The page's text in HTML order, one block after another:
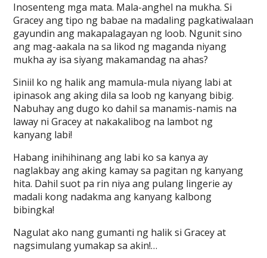
Inosenteng mga mata. Mala-anghel na mukha. Si
Gracey ang tipo ng babae na madaling pagkatiwalaan
gayundin ang makapalagayan ng loob. Ngunit sino
ang mag-aakala na sa likod ng maganda niyang
mukha ay isa siyang makamandag na ahas?
Siniil ko ng halik ang mamula-mula niyang labi at
ipinasok ang aking dila sa loob ng kanyang bibig.
Nabuhay ang dugo ko dahil sa manamis-namis na
laway ni Gracey at nakakalibog na lambot ng
kanyang labi!
Habang inihihinang ang labi ko sa kanya ay
naglakbay ang aking kamay sa pagitan ng kanyang
hita. Dahil suot pa rin niya ang pulang lingerie ay
madali kong nadakma ang kanyang kalbong
bibingka!
Nagulat ako nang gumanti ng halik si Gracey at
nagsimulang yumakap sa akin!…